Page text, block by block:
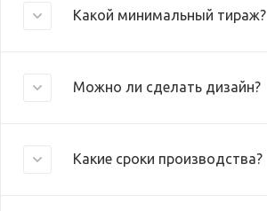
Какой минимальный тираж?
Можно ли сделать дизайн?
Какие сроки производства?